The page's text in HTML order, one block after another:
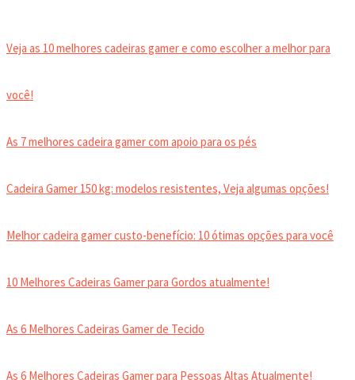
Veja as 10 melhores cadeiras gamer e como escolher a melhor para
você!
As 7 melhores cadeira gamer com apoio para os pés
Cadeira Gamer 150 kg: modelos resistentes, Veja algumas opções!
Melhor cadeira gamer custo-benefício: 10 ótimas opções para você
10 Melhores Cadeiras Gamer para Gordos atualmente!
As 6 Melhores Cadeiras Gamer de Tecido
As 6 Melhores Cadeiras Gamer para Pessoas Altas Atualmente!